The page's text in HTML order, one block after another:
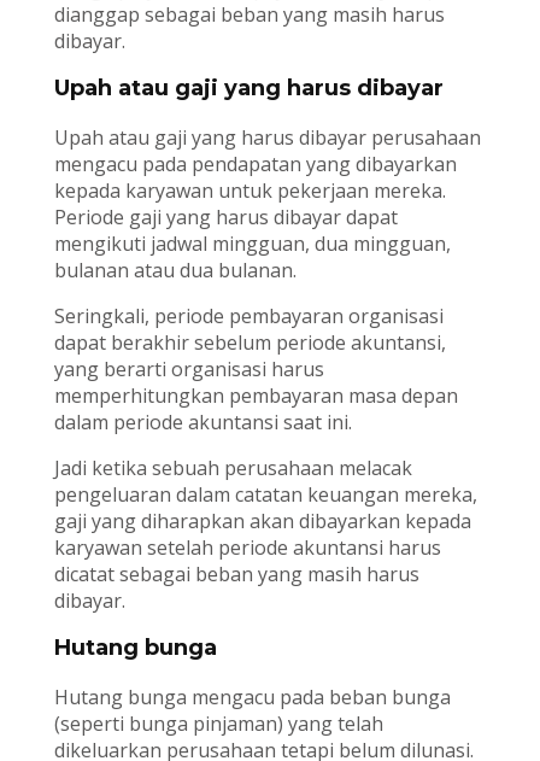
dianggap sebagai beban yang masih harus
dibayar.
Upah atau gaji yang harus dibayar
Upah atau gaji yang harus dibayar perusahaan
mengacu pada pendapatan yang dibayarkan
kepada karyawan untuk pekerjaan mereka.
Periode gaji yang harus dibayar dapat
mengikuti jadwal mingguan, dua mingguan,
bulanan atau dua bulanan.
Seringkali, periode pembayaran organisasi
dapat berakhir sebelum periode akuntansi,
yang berarti organisasi harus
memperhitungkan pembayaran masa depan
dalam periode akuntansi saat ini.
Jadi ketika sebuah perusahaan melacak
pengeluaran dalam catatan keuangan mereka,
gaji yang diharapkan akan dibayarkan kepada
karyawan setelah periode akuntansi harus
dicatat sebagai beban yang masih harus
dibayar.
Hutang bunga
Hutang bunga mengacu pada beban bunga
(seperti bunga pinjaman) yang telah
dikeluarkan perusahaan tetapi belum dilunasi.